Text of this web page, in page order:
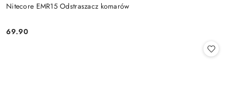
Nitecore EMR15 Odstraszacz komarów
Cena:
69.90